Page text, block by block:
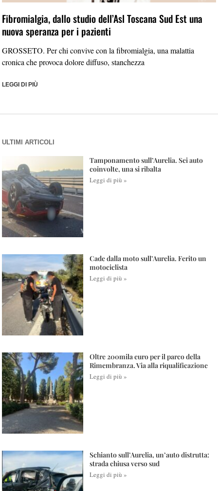
Fibromialgia, dallo studio dell’Asl Toscana Sud Est una
nuova speranza per i pazienti
GROSSETO. Per chi convive con la fibromialgia, una malattia
cronica che provoca dolore diffuso, stanchezza
LEGGI DI PIÙ
ULTIMI ARTICOLI
Tamponamento sull’Aurelia. Sei auto
coinvolte, una si ribalta
Leggi di più »
Cade dalla moto sull’Aurelia. Ferito un
motociclista
Leggi di più »
Oltre 200mila euro per il parco della
Rimembranza. Via alla riqualificazione
Leggi di più »
Schianto sull’Aurelia, un’auto distrutta:
strada chiusa verso sud
Leggi di più »